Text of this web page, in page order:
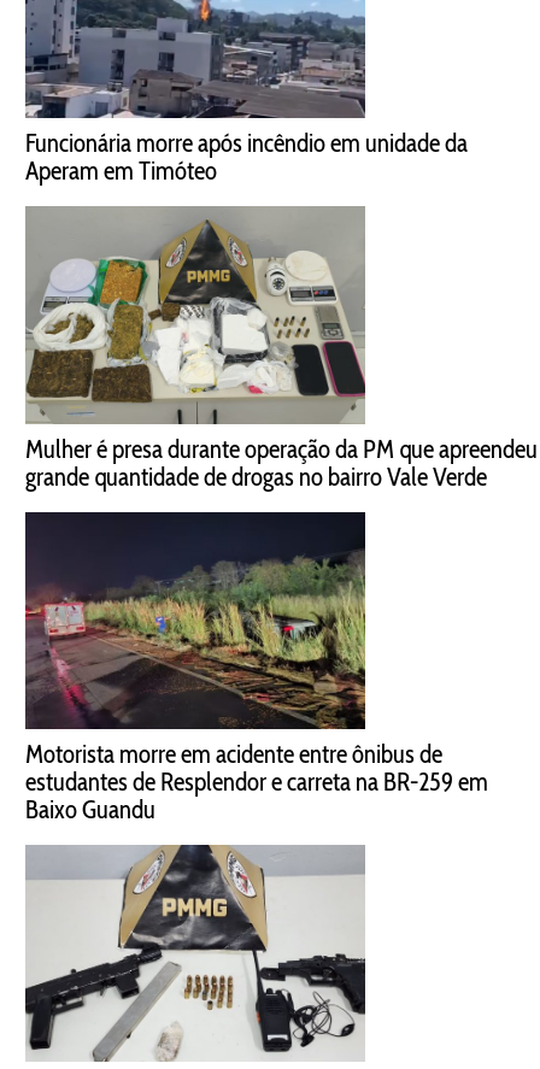
Funcionária morre após incêndio em unidade da
Aperam em Timóteo
Mulher é presa durante operação da PM que apreendeu
grande quantidade de drogas no bairro Vale Verde
Motorista morre em acidente entre ônibus de
estudantes de Resplendor e carreta na BR-259 em
Baixo Guandu